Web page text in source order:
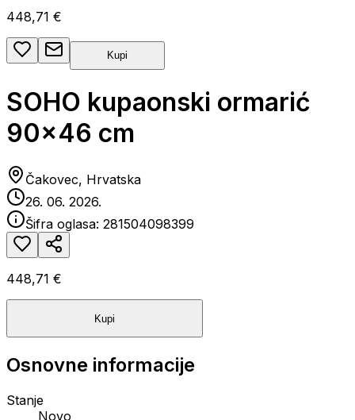
448,71 €
Kupi
SOHO kupaonski ormarić
90x46 cm
Čakovec, Hrvatska
26. 06. 2026.
Šifra oglasa: 281504098399
448,71 €
Kupi
Osnovne informacije
Stanje
Novo